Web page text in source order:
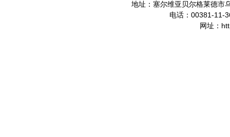
地址：塞尔维亚贝尔格莱德市
电话： 00381-11-
网址：